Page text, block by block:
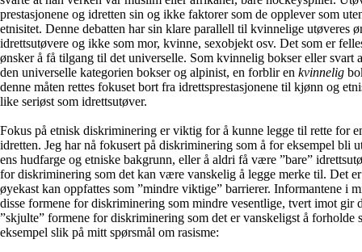
prestasjonene og idretten sin og ikke faktorer som de opplever som
etnisitet. Denne debatten har sin klare parallell til kvinnelige utøveres
idrettsutøvere og ikke som mor, kvinne, sexobjekt osv. Det som er
ønsker å få tilgang til det universelle. Som kvinnelig bokser eller svart
den universelle kategorien bokser og alpinist, en forblir en kvinnelig
denne måten rettes fokuset bort fra idrettsprestasjonene til kjønn og
like seriøst som idrettsutøver.
Fokus på etnisk diskriminering er viktig for å kunne legge til rette for
idretten. Jeg har nå fokusert på diskriminering som å for eksempel bli
ens hudfarge og etniske bakgrunn, eller å aldri få være ”bare”
for diskriminering som det kan være vanskelig å legge merke til. Det
øyekast kan oppfattes som ”mindre viktige” barrierer. Informantene i
disse formene for diskriminering som mindre vesentlige, tvert imot gir
”skjulte” formene for diskriminering som det er vanskeligst å forholde
eksempel slik på mitt spørsmål om rasisme: